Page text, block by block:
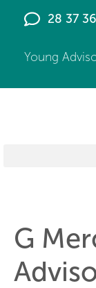
principal
28 37
Young
G